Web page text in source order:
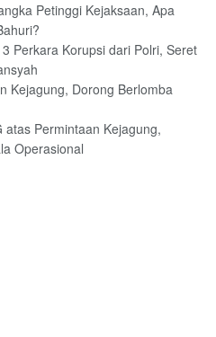
Petinggi Kejaksaan, Apa
Perkara Korupsi dari Polri, Seret
Kejagung, Dorong Berlomba
atas Permintaan Kejagung,
Operasional